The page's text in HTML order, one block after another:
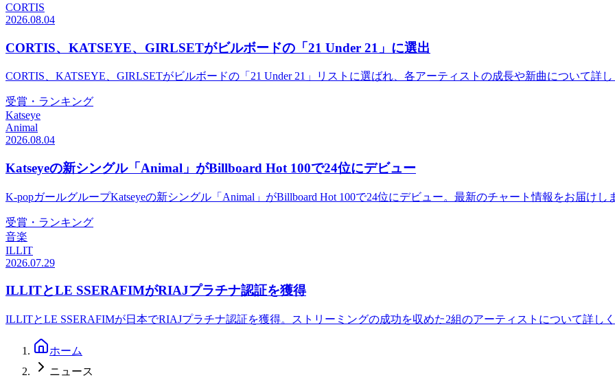
CORTIS
2026.08.04
CORTIS、KATSEYE、GIRLSETがビルボードの「21 Under 21」に選出
CORTIS、KATSEYE、GIRLSETがビルボードの「21 Under 21」リストに選ばれ、各アーティストの成長や新曲について詳し
受賞・ランキング
Katseye
Animal
2026.08.04
Katseyeの新シングル「Animal」がBillboard Hot 100で24位にデビュー
K-popガールグループKatseyeの新シングル「Animal」がBillboard Hot 100で24位にデビュー。最新のチャート情報をお届けし
受賞・ランキング
音楽
ILLIT
2026.07.29
ILLITとLE SSERAFIMがRIAJプラチナ認証を獲得
ILLITとLE SSERAFIMが日本でRIAJプラチナ認証を獲得。ストリーミングの成功を収めた2組のアーティストについて詳しく
ホーム
ニュース